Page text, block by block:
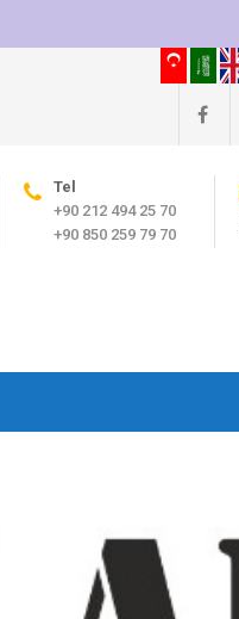
Tel
+90 212 494 25 70
+90 850 259 79 70